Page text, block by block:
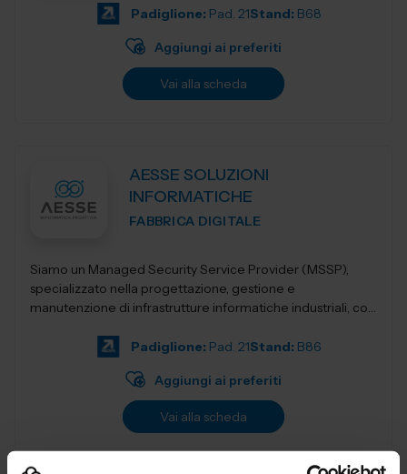
Padiglione: Pad. 21Stand: B68
Aggiungi ai preferiti
Vai alla scheda
AESSE SOLUZIONI
INFORMATICHE
FABBRICA DIGITALE
Siamo un Managed Security Service Provider (MSSP),
specializzato nella progettazione, gestione e
manutenzione di infrastrutture informatiche industriali, con
Padiglione: Pad. 21Stand: B86
Aggiungi ai preferiti
Vai alla scheda